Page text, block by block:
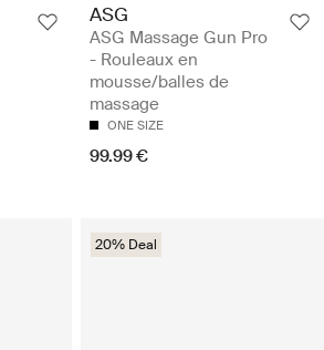
ASG
ASG Massage Gun Pro
- Rouleaux en
mousse/balles de
massage
ONE SIZE
99.99 €
20% Deal